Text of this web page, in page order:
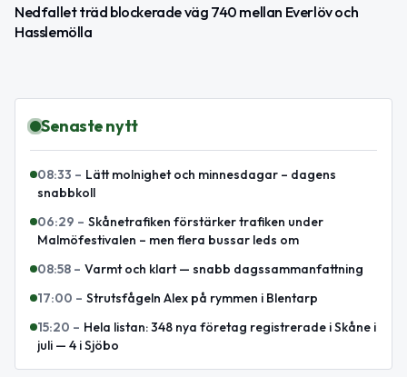
Nedfallet träd blockerade väg 740 mellan Everlöv och
Hasslemölla
Senaste nytt
08:33 – Lätt molnighet och minnesdagar – dagens
snabbkoll
06:29 – Skånetrafiken förstärker trafiken under
Malmöfestivalen – men flera bussar leds om
08:58 – Varmt och klart — snabb dagssammanfattning
17:00 – Strutsfågeln Alex på rymmen i Blentarp
15:20 – Hela listan: 348 nya företag registrerade i Skåne i
juli — 4 i Sjöbo